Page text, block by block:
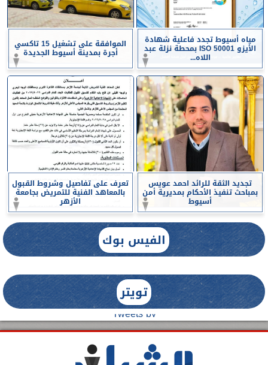
مياه أسيوط تجدد فاعلية شهادة
الأيزو ISO 50001 بمحطة نزلة عبد
اللاه...
الموافقة على تشغيل 15 تاكسي
أجرة بمدينة أسيوط الجديدة
تجديد الثقة للرائد احمد عويس
بمباحث تنفيذ الأحكام بمديرية أمن
أسيوط
تعرف على تفاصيل وشروط القبول
بالمعاهد الفنية للتمريض بجامعة
الأزهر
الفيس بوك
تويتر
Tweets by